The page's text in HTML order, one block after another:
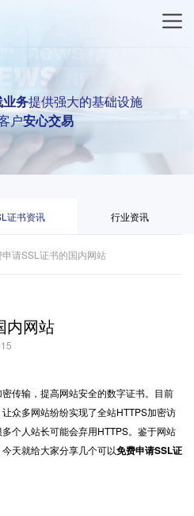
务提供强大的基础设施
户安心交易
证书资讯 行业资讯
申请SSL证书的国内网站
内网站
传输，提高网站安全的数字证书。目前
众多网站纷纷实现了全站HTTPS加密访
个人站长可能会弃用HTTPS。鉴于网站
天就给大家分享几个可以免费申请SSL证